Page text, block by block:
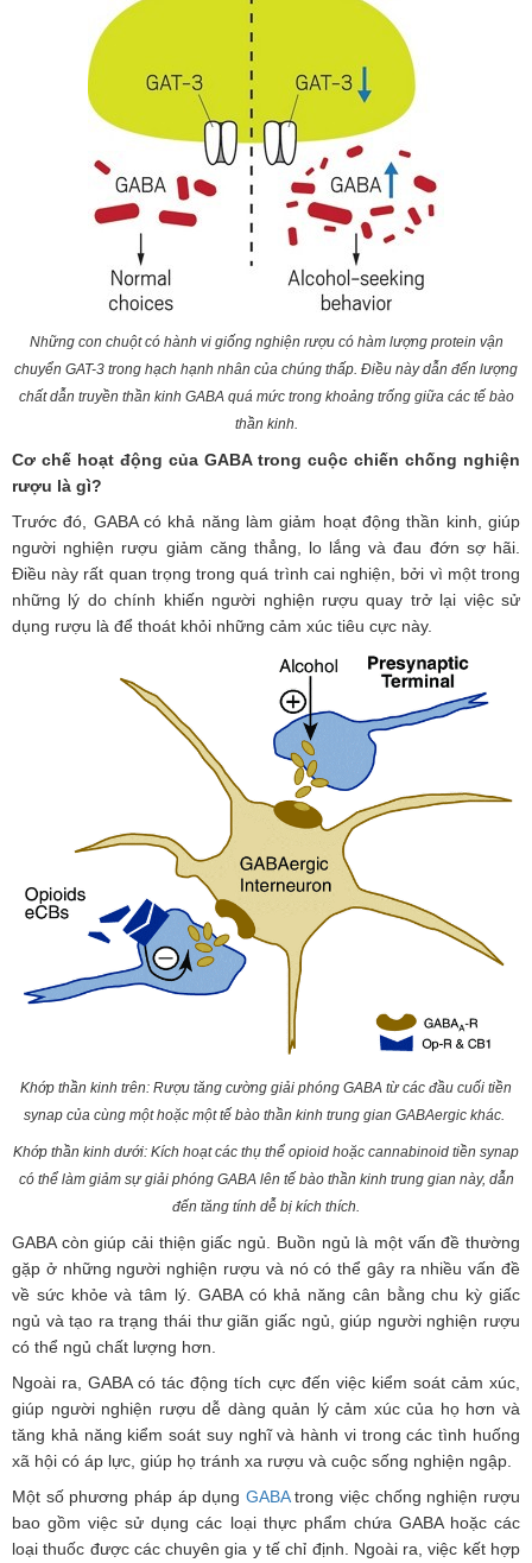
Những con chuột có hành vi giống nghiện rượu có hàm lượng protein vận
chuyển GAT-3 trong hạch hạnh nhân của chúng thấp. Điều này dẫn đến lượng
chất dẫn truyền thần kinh GABA quá mức trong khoảng trống giữa các tế bào
thần kinh.
Cơ chế hoạt động của GABA trong cuộc chiến chống nghiện
rượu là gì?
Trước đó, GABA có khả năng làm giảm hoạt động thần kinh, giúp
người nghiện rượu giảm căng thẳng, lo lắng và đau đớn sợ hãi.
Điều này rất quan trọng trong quá trình cai nghiện, bởi vì một trong
những lý do chính khiến người nghiện rượu quay trở lại việc sử
dụng rượu là để thoát khỏi những cảm xúc tiêu cực này.
Khớp thần kinh trên: Rượu tăng cường giải phóng GABA từ các đầu cuối tiền
synap của cùng một hoặc một tế bào thần kinh trung gian GABAergic khác.
Khớp thần kinh dưới: Kích hoạt các thụ thể opioid hoặc cannabinoid tiền synap
có thể làm giảm sự giải phóng GABA lên tế bào thần kinh trung gian này, dẫn
đến tăng tính dễ bị kích thích.
GABA còn giúp cải thiện giấc ngủ. Buồn ngủ là một vấn đề thường
gặp ở những người nghiện rượu và nó có thể gây ra nhiều vấn đề
về sức khỏe và tâm lý. GABA có khả năng cân bằng chu kỳ giấc
ngủ và tạo ra trạng thái thư giãn giấc ngủ, giúp người nghiện rượu
có thể ngủ chất lượng hơn.
Ngoài ra, GABA có tác động tích cực đến việc kiểm soát cảm xúc,
giúp người nghiện rượu dễ dàng quản lý cảm xúc của họ hơn và
tăng khả năng kiểm soát suy nghĩ và hành vi trong các tình huống
xã hội có áp lực, giúp họ tránh xa rượu và cuộc sống nghiện ngập.
Một số phương pháp áp dụng GABAtrong việc chống nghiện rượu
bao gồm việc sử dụng các loại thực phẩm chứa GABA hoặc các
loại thuốc được các chuyên gia y tế chỉ định. Ngoài ra, việc kết hợp